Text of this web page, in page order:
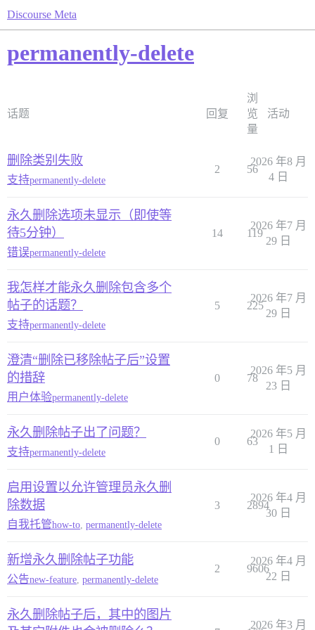
Discourse Meta
permanently-delete
话题 回复
浏
览
量
活动
删除类别失败
支持permanently-delete
2 56
2026 年8 月
4 日
永久删除选项未显示（即使等
待5分钟）
错误permanently-delete
14 119
2026 年7 月
29 日
我怎样才能永久删除包含多个
帖子的话题？
支持permanently-delete
5 225
2026 年7 月
29 日
澄清“删除已移除帖子后”设置
的措辞
用户体验permanently-delete
0 78
2026 年5 月
23 日
永久删除帖子出了问题？
支持permanently-delete
0 63
2026 年5 月
1 日
启用设置以允许管理员永久删
除数据
自我托管how-to permanently-delete
3 2894
2026 年4 月
30 日
新增永久删除帖子功能
公告new-feature permanently-delete
2 9606
2026 年4 月
22 日
永久删除帖子后，其中的图片
2026 年3 月